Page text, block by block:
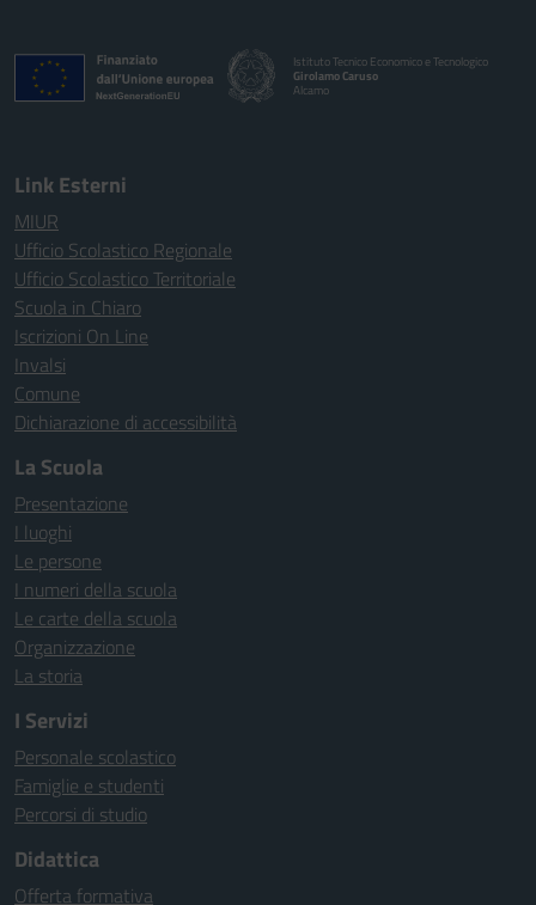
Istituto Tecnico Economico e Tecnologico
Girolamo Caruso
Alcamo
Link Esterni
MIUR
Ufficio Scolastico Regionale
Ufficio Scolastico Territoriale
Scuola in Chiaro
Iscrizioni On Line
Invalsi
Comune
Dichiarazione di accessibilità
La Scuola
Presentazione
I luoghi
Le persone
I numeri della scuola
Le carte della scuola
Organizzazione
La storia
I Servizi
Personale scolastico
Famiglie e studenti
Percorsi di studio
Didattica
Offerta formativa